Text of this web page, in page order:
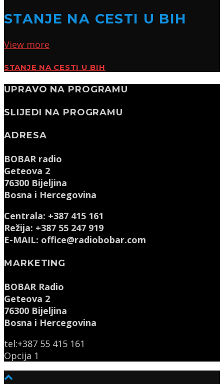
STANJE NA CESTI U BIH
View more
STANJE NA CESTI U BIH
UPRAVO NA PROGRAMU
SLIJEDI NA PROGRAMU
ADRESA
BOBAR radio
Geteova 2
76300 Bijeljina
Bosna i Hercegovina
Centrala: +387 415 161
Režija: +387 55 247 919
E-MAIL: office@radiobobar.com
MARKETING
BOBAR Radio
Geteova 2
76300 Bijeljina
Bosna i Hercegovina
tel:+387 55 415 161
Opcija 1